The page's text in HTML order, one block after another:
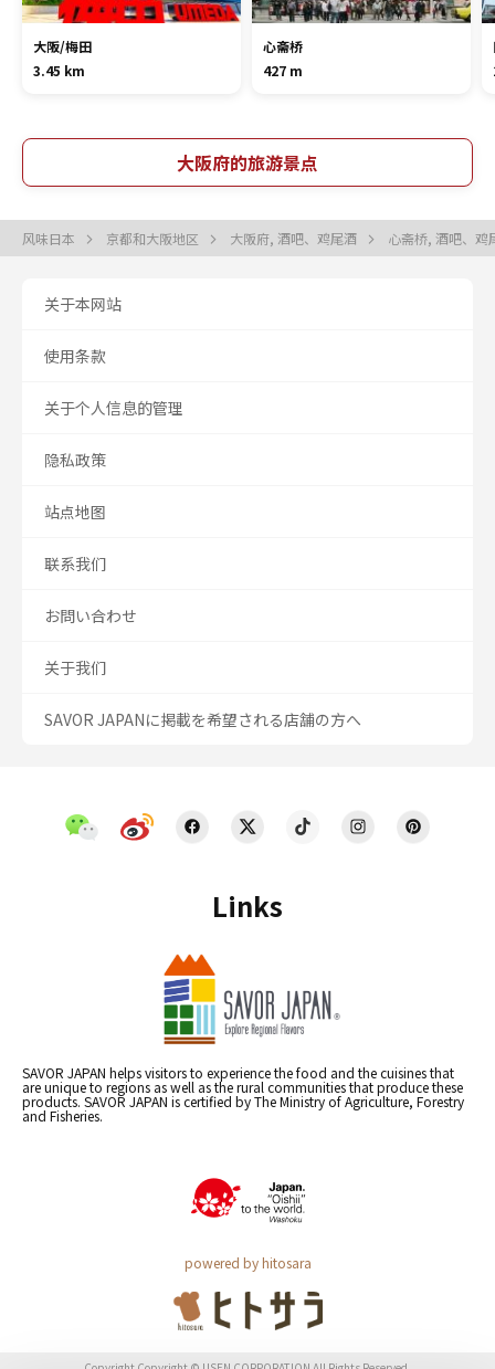
大阪/梅田
3.45 km
心斋桥
427 m
大阪府的旅游景点
风味日本 京都和大阪地区 大阪府, 酒吧、鸡尾酒 心斋桥, 酒吧、鸡
Links
SAVOR JAPAN helps visitors to experience the food and the cuisines that
are unique to regions as well as the rural communities that produce these
products. SAVOR JAPAN is certified by The Ministry of Agriculture, Forestry
and Fisheries.
powered by hitosara
关于本网站
使用条款
关于个人信息的管理
隐私政策
站点地图
联系我们
お問い合わせ
关于我们
SAVOR JAPANに掲載を希望される店舗の方へ